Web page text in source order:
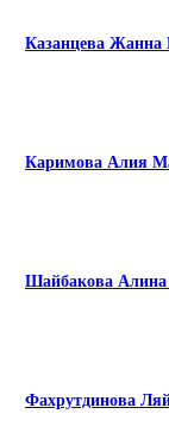
Казанцева Жанна
Каримова Алия
Шайбакова Алина
Фахрутдинова